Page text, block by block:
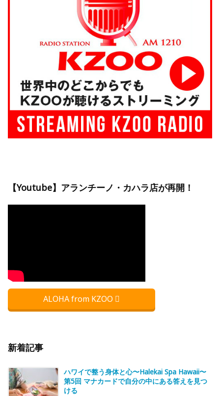
【Youtube】アランチーノ・カハラ店が再開！
ALOHA from KZOO
新着記事
ハワイで整う身体と心〜Halekai Spa Hawaii〜
第5回 マナカードで自分の中にある答えを見つ
ける